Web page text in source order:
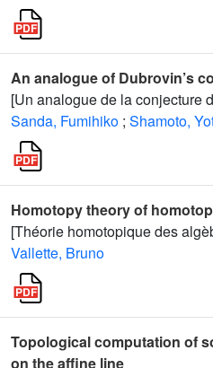
An analogue of Dubrovin’s
[Un analogue de la conjecture
Sanda, Fumihiko ; Shamoto,
Homotopy theory of
[Théorie homotopique des
Vallette, Bruno
Topological computation of
on the affine line